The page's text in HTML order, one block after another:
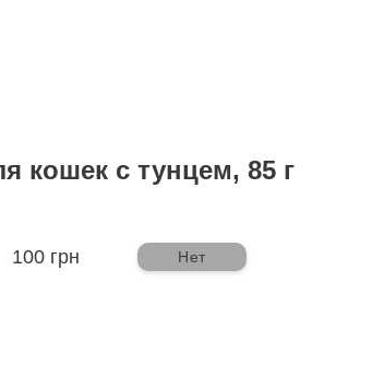
кошек с тунцем, 85 г
100 грн Нет